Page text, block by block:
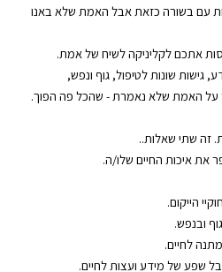
עם בשורה כזאת אבל האמת שלא באנו
אתכם לקליניקה לשיח של אמת.
גישות שונות לטיפול, גוף ונפש,
על האמת שלא נאמרת - שהכל פה הפוך.
זה שתי שאלות..
את איכות החיים שלו/ה.
הייקום.
ובנפש.
לחיים.
שפע של מידע ועצות לחיים.